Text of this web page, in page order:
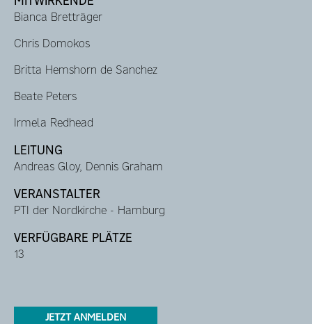
Bianca Bretträger
Chris Domokos
Britta Hemshorn de Sanchez
Beate Peters
Irmela Redhead
LEITUNG
Andreas Gloy, Dennis Graham
VERANSTALTER
PTI der Nordkirche - Hamburg
VERFÜGBARE PLÄTZE
13
JETZT ANMELDEN